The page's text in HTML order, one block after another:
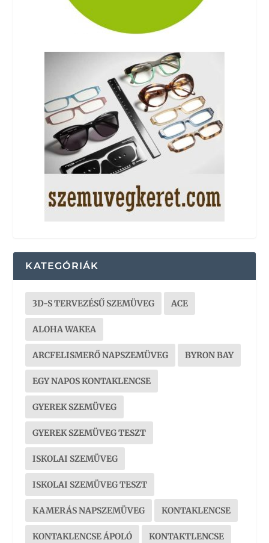
KATEGÓRIÁK
3D-S TERVEZÉSŰ SZEMÜVEG ACE
ALOHA WAKEA
ARCFELISMERŐ NAPSZEMÜVEG BYRON BAY
EGY NAPOS KONTAKLENCSE
GYEREK SZEMÜVEG
GYEREK SZEMÜVEG TESZT
ISKOLAI SZEMÜVEG
ISKOLAI SZEMÜVEG TESZT
KAMERÁS NAPSZEMÜVEG KONTAKLENCSE
KONTAKLENCSE ÁPOLÓ KONTAKTLENCSE